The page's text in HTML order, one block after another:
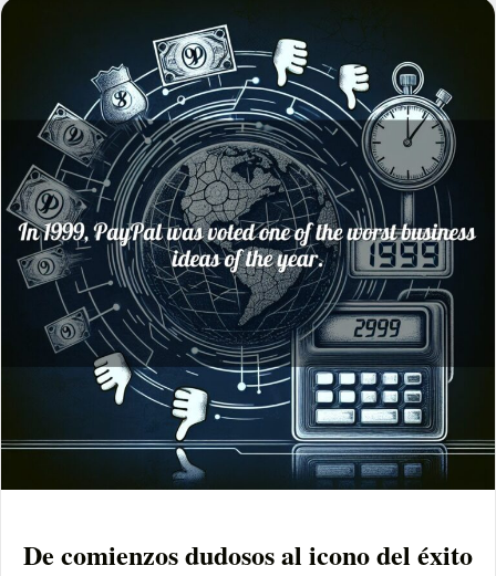
De comienzos dudosos al icono del éxito